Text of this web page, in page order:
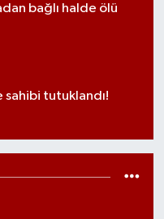
bağlı halde ölü
sahibi tutuklandı!